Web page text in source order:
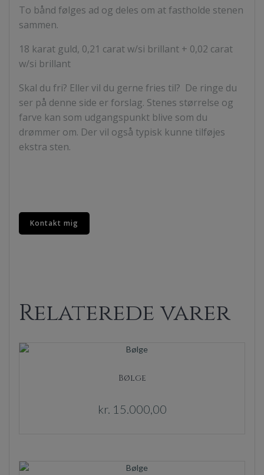
To bånd følges ad og deles om at fastholde stenen
sammen.
18 karat guld, 0,21 carat w/si brillant + 0,02 carat
w/si brillant
Skal du fri? Eller vil du gerne fries til? De ringe du
ser på denne side er forslag. Stenes størrelse og
farve kan som udgangspunkt blive som du
drømmer om. Der vil også typisk kunne tilføjes
ekstra sten.
Kontakt mig
Relaterede varer
Bølge
kr. 15.000,00